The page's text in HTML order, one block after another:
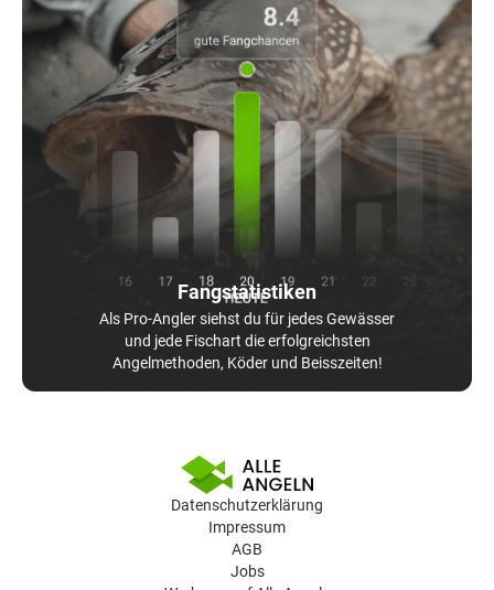
Fangstatistiken
Als Pro-Angler siehst du für jedes Gewässer
und jede Fischart die erfolgreichsten
Angelmethoden, Köder und Beisszeiten!
Datenschutzerklärung
Impressum
AGB
Jobs